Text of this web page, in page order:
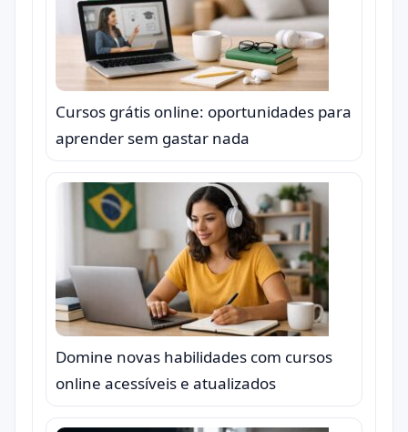
Cursos grátis online: oportunidades para
aprender sem gastar nada
Domine novas habilidades com cursos
online acessíveis e atualizados